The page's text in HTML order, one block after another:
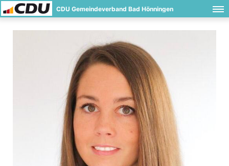
CDU Gemeindeverband Bad Hönningen